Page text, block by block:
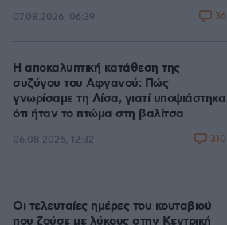
07.08.2026, 06:39 36
Η αποκαλυπτική κατάθεση της
συζύγου του Αφγανού: Πώς
γνωρίσαμε τη Λίσα, γιατί υποψιάστηκα
ότι ήταν το πτώμα στη βαλίτσα
06.08.2026, 12:32 310
Οι τελευταίες ημέρες του κουταβιού
που ζούσε με λύκους στην Κεντρική